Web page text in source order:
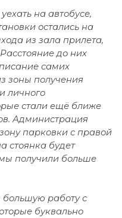
на автобусе,
остались на
из зала прилета,
до них
самих
зоны получения
личного
стали ещё ближе
Администрация
парковки с правой
стоянка будет
получили больше
большую работу с
буквально